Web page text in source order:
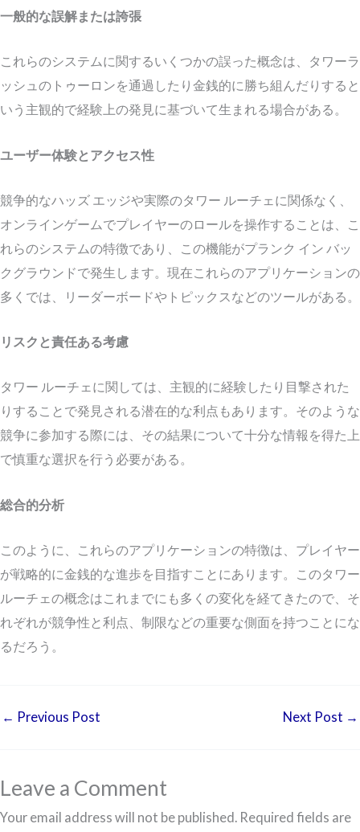
一般的な誤解または誇張
これらのシステムに関するいくつかの誤った概念は、タワーラ
ッシュのトゥーロンを通過したり金銭的に勝ち組んだりすると
いう主観的で経験上の発見に基づいて生まれる場合がある。
ユーザー体験とアクセス性
競争的なハッズ エッジや実際のタワー ルーチェに関係なく、
オンラインゲームでプレイヤーのロールを操作することは、こ
れらのシステムの特徴であり、この機能がプランク イン バッ
クグラウンドで発生します。現在これらのアプリケーションの
多くでは、リーダーボードやトピックスなどのツールがある。
リスクと責任ある考慮
タワー ルーチェに関しては、主観的に経験したり目撃された
りすることで発見される潜在的な利点もあります。そのような
競争に参加する際には、その結果について十分な情報を得た上
で慎重な選択を行う必要がある。
総合的分析
このように、これらのアプリケーションの特徴は、プレイヤー
が戦略的に金銭的な進歩を目指すことにあります。このタワー
ルーチェの概念はこれまでにも多くの変化を経てきたので、そ
れぞれが競争性と利点、制限などの重要な側面を持つことにな
るだろう。
← Previous Post Next Post →
Leave a Comment
Your email address will not be published. Required fields are